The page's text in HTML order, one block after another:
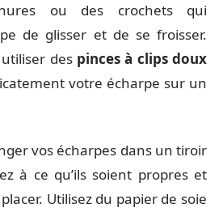
ou des crochets qui
de glisser et de se froisser.
des pinces à clips doux
votre écharpe sur un
vos écharpes dans un tiroir
à ce qu’ils soient propres et
Utilisez du papier de soie